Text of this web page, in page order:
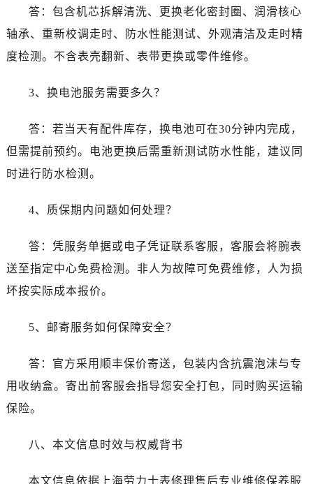
答：包含机芯拆解清洗、更换老化密封圈、润滑核心
轴承、重新校调走时、防水性能测试、外观清洁及走时精
度检测。不含表壳翻新、表带更换或零件维修。
3、换电池服务需要多久？
答：若当天有配件库存，换电池可在30分钟内完成，
但需提前预约。电池更换后需重新测试防水性能，建议同
时进行防水检测。
4、质保期内问题如何处理？
答：凭服务单据或电子凭证联系客服，客服会将腕表
送至指定中心免费检测。非人为故障可免费维修，人为损
坏按实际成本报价。
5、邮寄服务如何保障安全？
答：官方采用顺丰保价寄送，包装内含抗震泡沫与专
用收纳盒。寄出前客服会指导您安全打包，同时购买运输
保险。
八、本文信息时效与权威背书
本文信息依据上海劳力士表修理售后专业维修保养服